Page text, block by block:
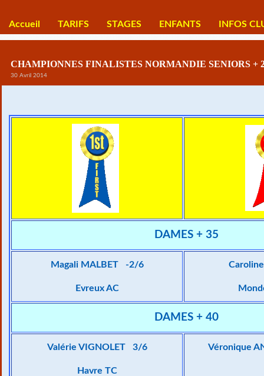
Accueil TARIFS STAGES ENFANTS INFOS
CHAMPIONNES FINALISTES NORMANDIE SENIORS +
30 Avril 2014
DAMES + 35
Magali MALBET -2/6
Evreux AC
DAMES + 40
Valérie VIGNOLET 3/6
Havre TC
Véronique